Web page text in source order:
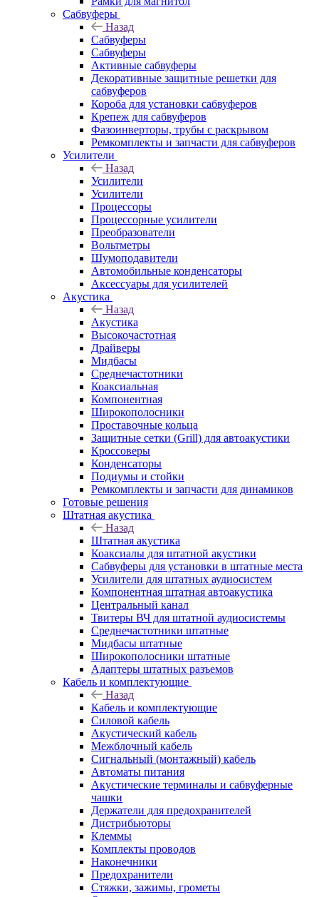
Сабвуферы
Назад
Сабвуферы
Сабвуферы
Активные сабвуферы
Декоративные защитные решетки для
сабвуферов
Короба для установки сабвуферов
Крепеж для сабвуферов
Фазоинверторы, трубы с раскрывом
Ремкомплекты и запчасти для сабвуферов
Усилители
Назад
Усилители
Усилители
Процессоры
Процессорные усилители
Преобразователи
Вольтметры
Шумоподавители
Автомобильные конденсаторы
Аксессуары для усилителей
Акустика
Назад
Акустика
Высокочастотная
Драйверы
Мидбасы
Среднечастотники
Коаксиальная
Компонентная
Широкополосники
Проставочные кольца
Защитные сетки (Grill) для автоакустики
Кроссоверы
Конденсаторы
Подиумы и стойки
Ремкомплекты и запчасти для динамиков
Готовые решения
Штатная акустика
Назад
Штатная акустика
Коаксиалы для штатной акустики
Сабвуферы для установки в штатные места
Усилители для штатных аудиосистем
Компонентная штатная автоакустика
Центральный канал
Твитеры ВЧ для штатной аудиосистемы
Среднечастотники штатные
Мидбасы штатные
Широкополосники штатные
Адаптеры штатных разъемов
Кабель и комплектующие
Назад
Кабель и комплектующие
Силовой кабель
Акустический кабель
Межблочный кабель
Сигнальный (монтажный) кабель
Автоматы питания
Акустические терминалы и сабвуферные
чашки
Держатели для предохранителей
Дистрибьюторы
Клеммы
Комплекты проводов
Наконечники
Предохранители
Стяжки, зажимы, грометы